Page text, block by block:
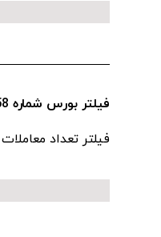
فیلتر بورس شماره 558
فیلتر تعداد معاملات‌